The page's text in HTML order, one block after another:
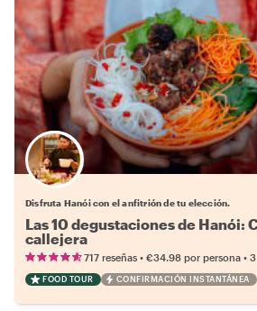
Elige tu local favorito
Disfruta Hanói con el anfitrión de tu elección.
Las 10 degustaciones de Hanói:
callejera
717 reseñas • €34.98 por persona •
FOOD TOUR CONFIRMACIÓN INSTANTÁNEA